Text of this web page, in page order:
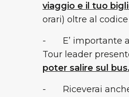
viaggio e il tuo
orari) oltre al
- E’ importante
Tour leader
poter salire sul bus.
- Riceverai